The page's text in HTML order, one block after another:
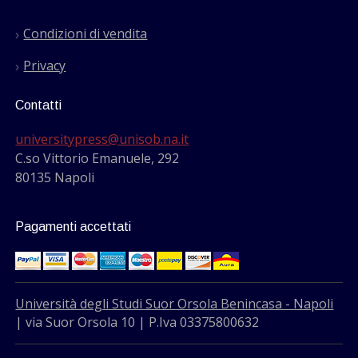
Condizioni di vendita
Privacy
Contatti
universitypress@unisob.na.it
C.so Vittorio Emanuele, 292
80135 Napoli
Pagamenti accettati
Università degli Studi Suor Orsola Benincasa - Napoli
| via Suor Orsola 10 | P.Iva 03375800632